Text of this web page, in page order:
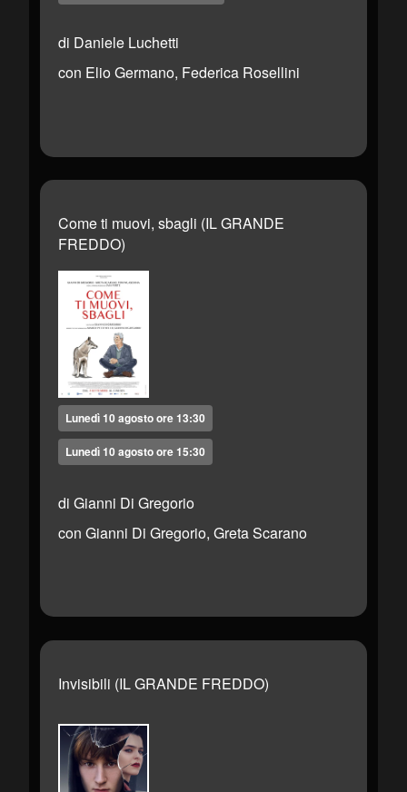
di Daniele Luchetti
con Elio Germano, Federica Rosellini
Come ti muovi, sbagli (IL GRANDE
FREDDO)
Lunedì 10 agosto ore 13:30
Lunedì 10 agosto ore 15:30
di Gianni Di Gregorio
con Gianni Di Gregorio, Greta Scarano
Invisibili (IL GRANDE FREDDO)